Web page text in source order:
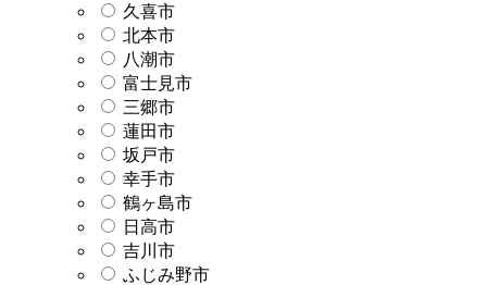
久喜市
北本市
八潮市
富士見市
三郷市
蓮田市
坂戸市
幸手市
鶴ヶ島市
日高市
吉川市
ふじみ野市